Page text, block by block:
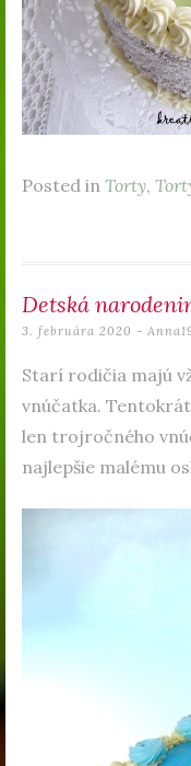
Posted in Torty,
Detská
3. februára 2020 -
Starí rodičia majú
vnúčatka.
len trojročného
najlepšie malému